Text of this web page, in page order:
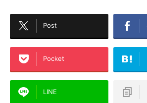
Post
Pocket
LINE